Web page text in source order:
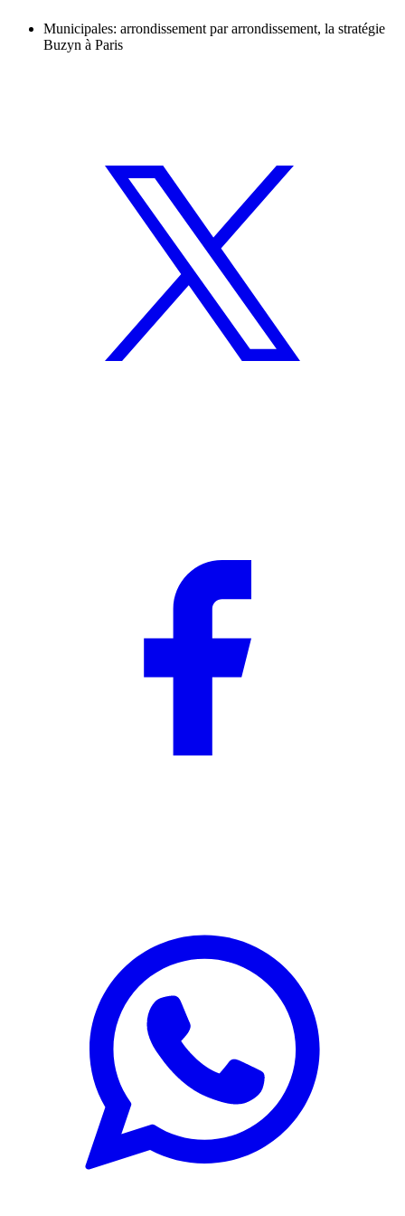
Municipales: arrondissement par arrondissement, la stratégie
Buzyn à Paris